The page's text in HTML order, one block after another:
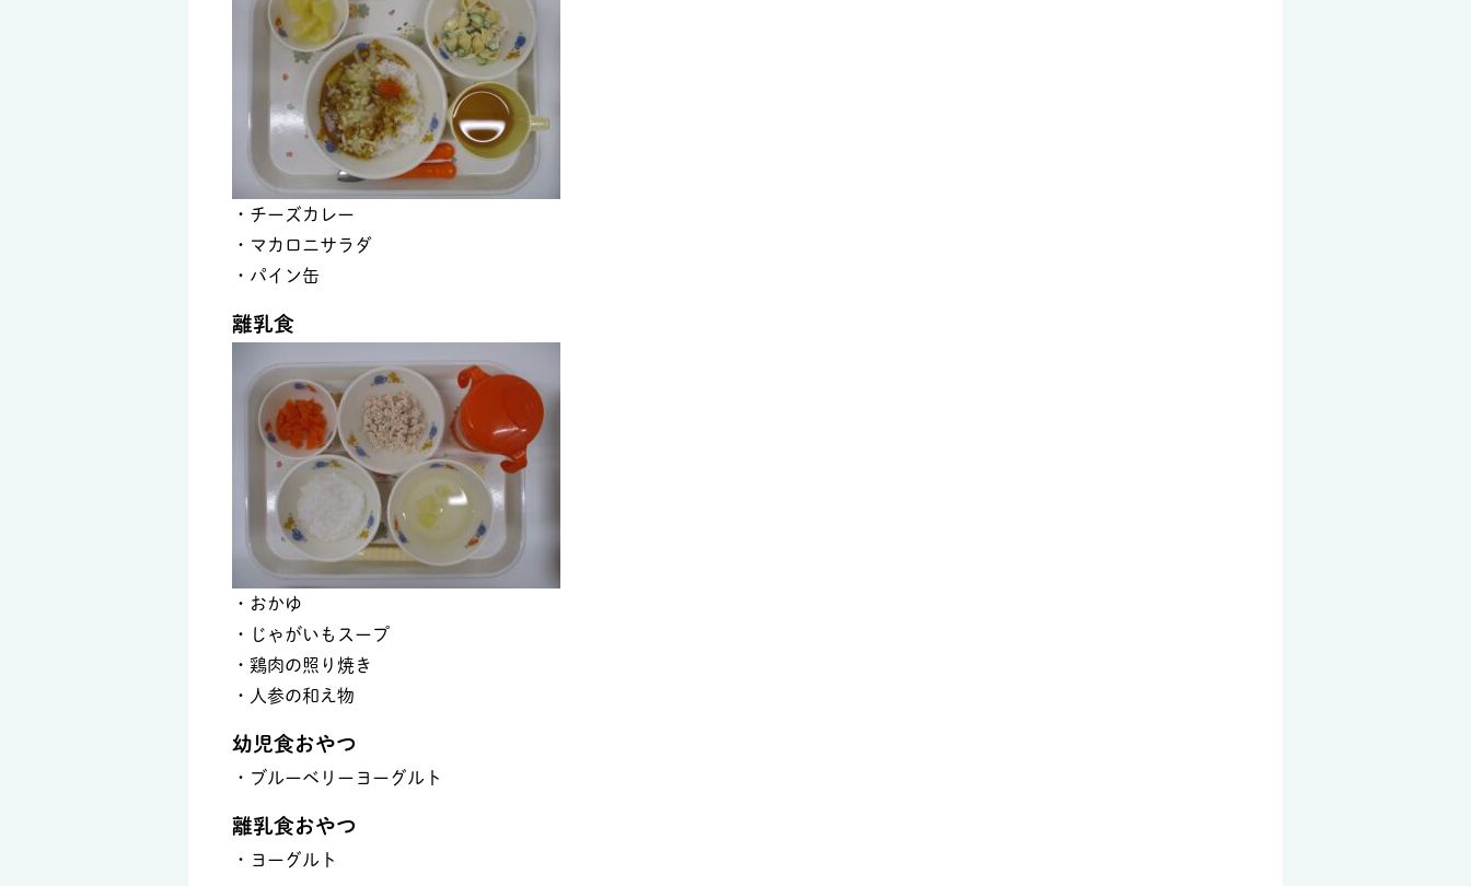
・チーズカレー
・マカロニサラダ
・パイン缶
離乳食
・おかゆ
・じゃがいもスープ
・鶏肉の照り焼き
・人参の和え物
幼児食おやつ
・ブルーベリーヨーグルト
離乳食おやつ
・ヨーグルト